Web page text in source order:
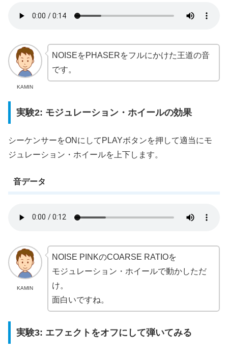
KAMIN
NOISEをPHASERをフルにかけた王道の音
です。
実験2: モジュレーション・ホイールの効果
シーケンサーをONにしてPLAYボタンを押して適当にモ
ジュレーション・ホイールを上下します。
音データ
KAMIN
NOISE PINKのCOARSE RATIOを
モジュレーション・ホイールで動かしただ
け。
面白いですね。
実験3: エフェクトをオフにして弾いてみる